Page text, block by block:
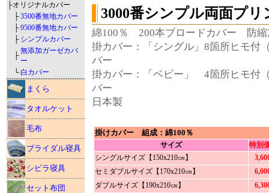
├オリジナルカバー
├3500番無地カバー
├9500番無地カバー
├ シンプルカバー
├
無添加ガーゼカバ
ー
└ 白カバー
まくら
タオルケット
毛布
ブライダル寝具
シビラ寝具
セット布団
3000番シンプル両面プ
綿100％ 200本ブロードカバー 防縮
掛カバー：「シングル」8箇所ヒモ
バー
掛カバー：「ベビー」 4箇所ヒモ付
バー
日本製
掛けカバー 組成：綿100％
サイズ
特別
シングルサイズ【150x210㎝】
セミダブルサイズ【170x210㎝】
ダブルサイズ【190x210㎝】